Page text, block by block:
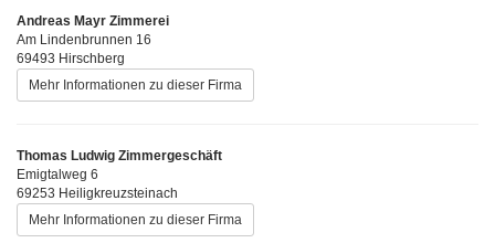
Andreas Mayr Zimmerei
Am Lindenbrunnen 16
69493 Hirschberg
Mehr Informationen zu dieser Firma
Thomas Ludwig Zimmergeschäft
Emigtalweg 6
69253 Heiligkreuzsteinach
Mehr Informationen zu dieser Firma